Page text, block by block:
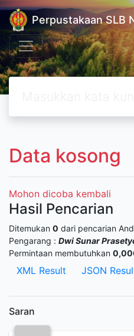
Perpustakaan SLB
Data kosong
Mohon dicoba kembali
Hasil Pencarian
Ditemukan 0 dari pencarian
Pengarang : Dwi Sunar
Permintaan membutuhkan
XML Result JSON
Saran